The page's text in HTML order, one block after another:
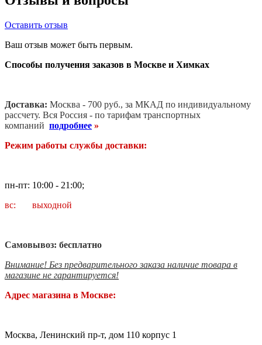
Оставить отзыв
Ваш отзыв может быть первым.
Способы получения заказов в Москве и Химках
Доставка: Москва - 700 руб., за МКАД по индивидуальному
рассчету. Вся Россия - по тарифам транспортных
компаний подробнее »
Режим работы службы доставки:
пн-пт: 10:00 - 21:00;
вс: выходной
Самовывоз: бесплатно
Внимание! Без предварительного заказа наличие товара в
магазине не гарантируется!
Адрес магазина в Москве:
Москва, Ленинский пр-т, дом 110 корпус 1